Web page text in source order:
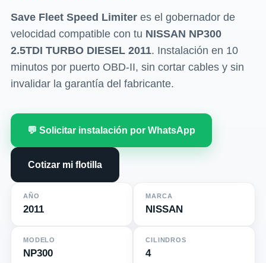
Save Fleet Speed Limiteres el gobernador de
velocidad compatible con tu NISSAN NP300
2.5TDI TURBO DIESEL 2011. Instalación en 10
minutos por puerto OBD-II, sin cortar cables y sin
invalidar la garantía del fabricante.
💬 Solicitar instalación por WhatsApp
Cotizar mi flotilla
AÑO
2011
MARCA
NISSAN
MODELO
NP300
CILINDROS
4